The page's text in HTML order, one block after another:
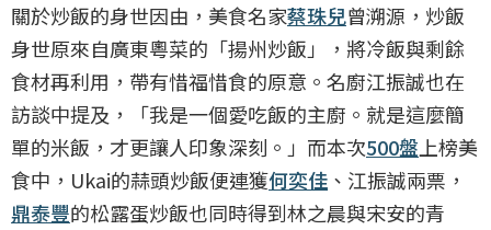
關於炒飯的身世因由，美食名家蔡珠兒曾溯源，炒飯
身世原來自廣東粵菜的「揚州炒飯」，將冷飯與剩餘
食材再利用，帶有惜福惜食的原意。名廚江振誠也在
訪談中提及，「我是一個愛吃飯的主廚。就是這麼簡
單的米飯，才更讓人印象深刻。」而本次500盤 上榜美
食中，Ukai的蒜頭炒飯便連獲何奕佳 、江振誠兩票，
鼎泰豐的松露蛋炒飯也同時得到林之晨與宋安的青